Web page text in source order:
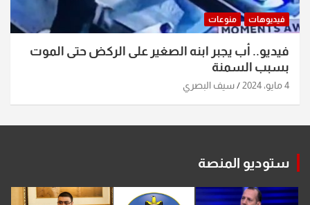
فيديوهات منوعات
فيديو.. أب يجبر ابنه الصغير على الركض حتى الموت
بسبب السمنة
4 مايو، 2024 سيف البصري
ستوديو المنصة